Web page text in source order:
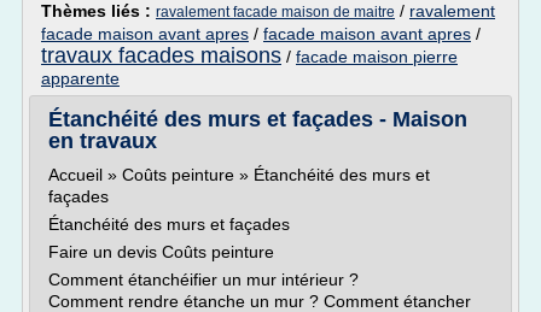
Thèmes liés : ravalement facade maison de maitre / ravalement
facade maison avant apres / facade maison avant apres /
travaux facades maisons / facade maison pierre
apparente
Étanchéité des murs et façades - Maison
en travaux
Accueil » Coûts peinture » Étanchéité des murs et
façades
Étanchéité des murs et façades
Faire un devis Coûts peinture
Comment étanchéifier un mur intérieur ?
Comment rendre étanche un mur ? Comment étancher